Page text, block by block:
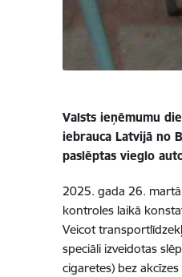
Valsts ieņēmumu
iebrauca Latvijā no
paslēptas vieglo
2025. gada 26.
kontroles laikā
Veicot
speciāli izveidotas
cigaretes) bez